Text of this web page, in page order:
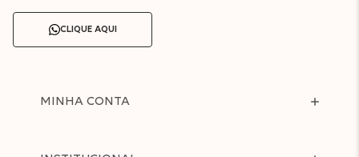
CLIQUE AQUI
MINHA CONTA